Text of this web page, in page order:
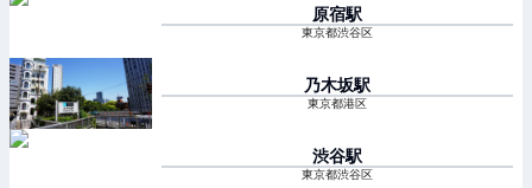
原宿駅
東京都渋谷区
乃木坂駅
東京都港区
渋谷駅
東京都渋谷区